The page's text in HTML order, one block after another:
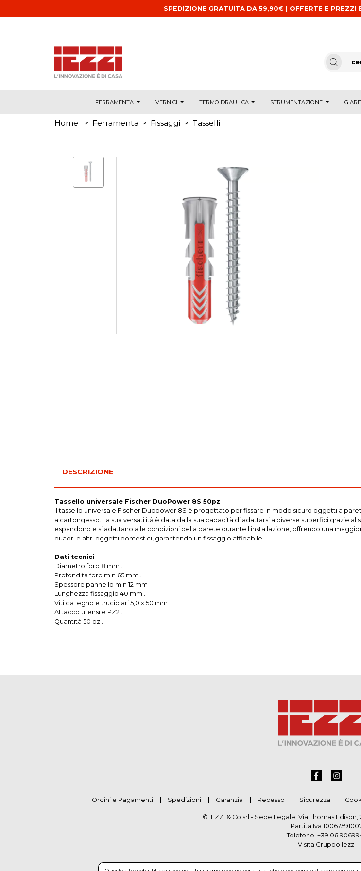
SPEDIZIONE GRATUITA DA 59,90€ | OFFERTE E PREZZI
FERRAMENTA VERNICI TERMOIDRAULICA STRUMENTAZIONE
Home > Ferramenta > Fissaggi > Tasselli
DESCRIZIONE
Tassello universale Fischer DuoPower 8S 50pz
Il tassello universale Fischer Duopower 8S è progettato per fissare in modo sicuro oggetti a
a cartongesso. La sua versatilità è data dalla sua capacità di adattarsi a diverse superfici grazie
espandono e si adattano alle condizioni della parete durante l'installazione, offrendo una
quadri e altri oggetti domestici, garantendo un fissaggio affidabile.
Dati tecnici
Diametro foro 8 mm .
Profondità foro min 65 mm .
Spessore pannello min 12 mm .
Lunghezza fissaggio 40 mm .
Viti da legno e truciolari 5,0 x 50 mm .
Attacco utensile PZ2 .
Quantità 50 pz .
Ordini e Pagamenti Spedizioni Garanzia Recesso Sicurezza
© IEZZI & Co srl - Sede Legale: Via Thomas
Partita Iva
Telefono: +39 06
Visita Gruppo Iezzi